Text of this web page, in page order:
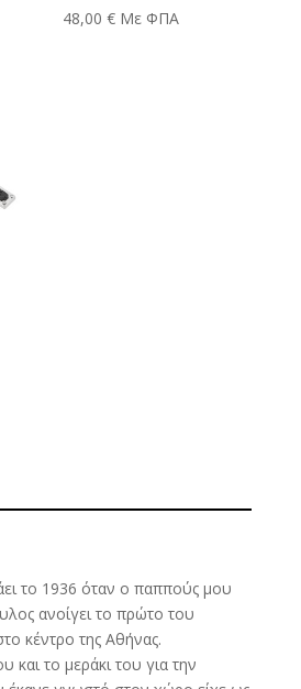
48,00€ Με ΦΠΑ
το 1936 όταν ο παππούς μου
ανοίγει το πρώτο του
κέντρο της Αθήνας.
και το μεράκι του για την